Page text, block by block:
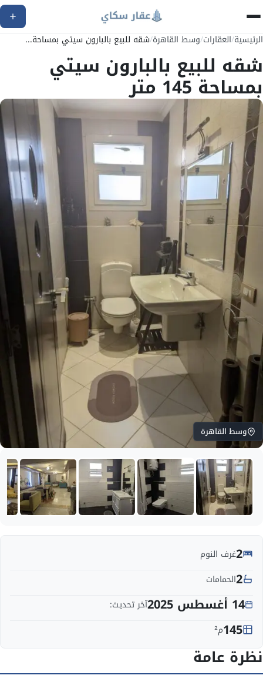
الرئيسية/العقارات/وسط القاهرة/شقه للبيع بالبارون سيتي بمساحة...
شقه للبيع بالبارون سيتي
بمساحة 145 متر
وسط القاهرة
2غرف النوم
2الحمامات
14 أغسطس 2025 آخر تحديث:
145م²
نظرة عامة